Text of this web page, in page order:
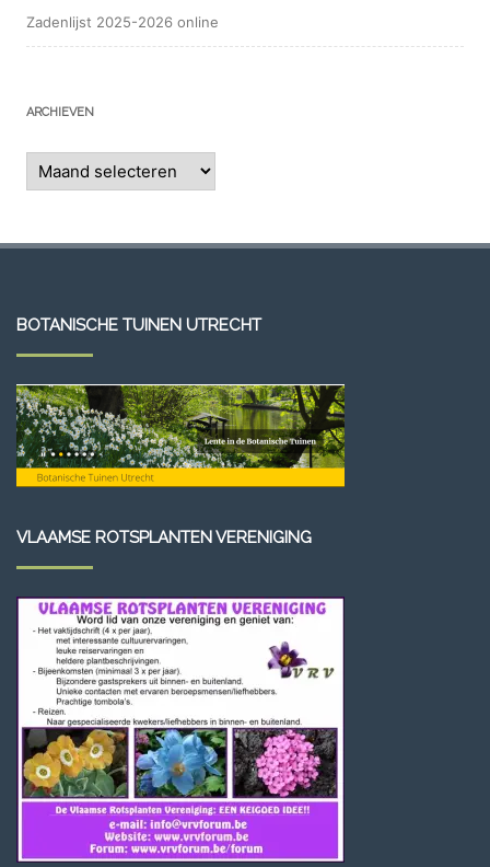
Zadenlijst 2025-2026 online
ARCHIEVEN
Archieven
BOTANISCHE TUINEN UTRECHT
VLAAMSE ROTSPLANTEN VERENIGING